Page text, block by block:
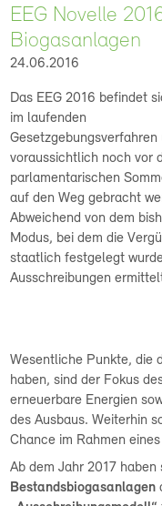
EEG Novelle
Biogasanlagen
24.06.2016
Das EEG 2016 befindet
im laufenden
Gesetzgebungsverfahren
voraussichtlich noch vor
parlamentarischen
auf den Weg gebracht
Abweichend von dem
Modus, bei dem die
staatlich festgelegt
Ausschreibungen
Wesentliche Punkte, die
haben, sind der Fokus
erneuerbare Energien
des Ausbaus. Weiterhin
Chance im Rahmen
Ab dem Jahr 2017
Bestandsbiogasanlagen